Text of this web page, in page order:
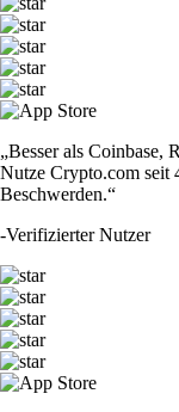
„Besser als Coinbase,
Nutze Crypto.com seit
Beschwerden.“
-Verifizierter Nutzer